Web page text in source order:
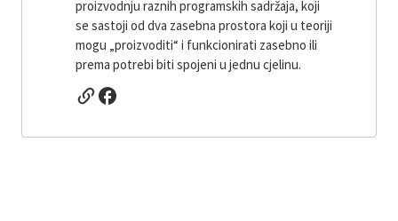
proizvodnju raznih programskih sadržaja, koji
se sastoji od dva zasebna prostora koji u teoriji
mogu „proizvoditi“ i funkcionirati zasebno ili
prema potrebi biti spojeni u jednu cjelinu.